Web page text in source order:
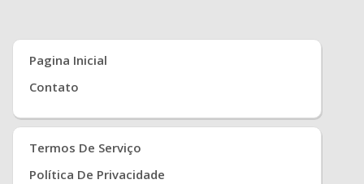
Pagina Inicial
Contato
Termos De Serviço
Política De Privacidade